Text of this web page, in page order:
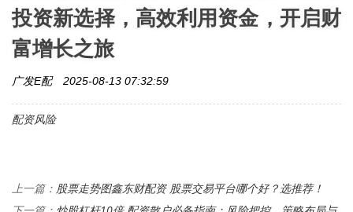
投资新选择，高效利用资金，开启财
富增长之旅
广发E配 2025-08-13 07:32:59
配资风险
上一篇： 股票走势图鑫东财配资 股票交易平台哪个好？选推荐！